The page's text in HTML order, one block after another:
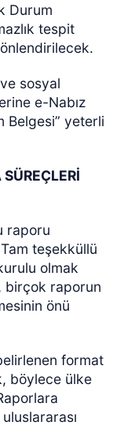
Durum
tespit
sosyal
e-Nabız
Belgesi” yeterli
raporu
teşekküllü
olmak
birçok raporun
önü
format
böylece ülke